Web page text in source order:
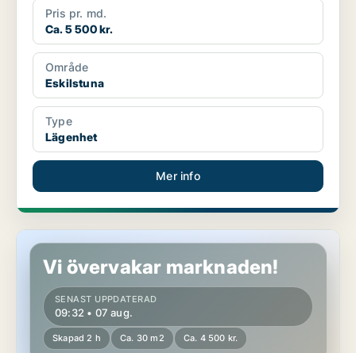
Pris pr. md.
Ca. 5 500 kr.
Område
Eskilstuna
Type
Lägenhet
Mer info
Lägenhet i Nyköping
Vi övervakar marknaden!
SENAST UPPDATERAD
09:32 • 07 aug.
Skapad 2 h Ca. 30 m2 Ca. 4 500 kr.